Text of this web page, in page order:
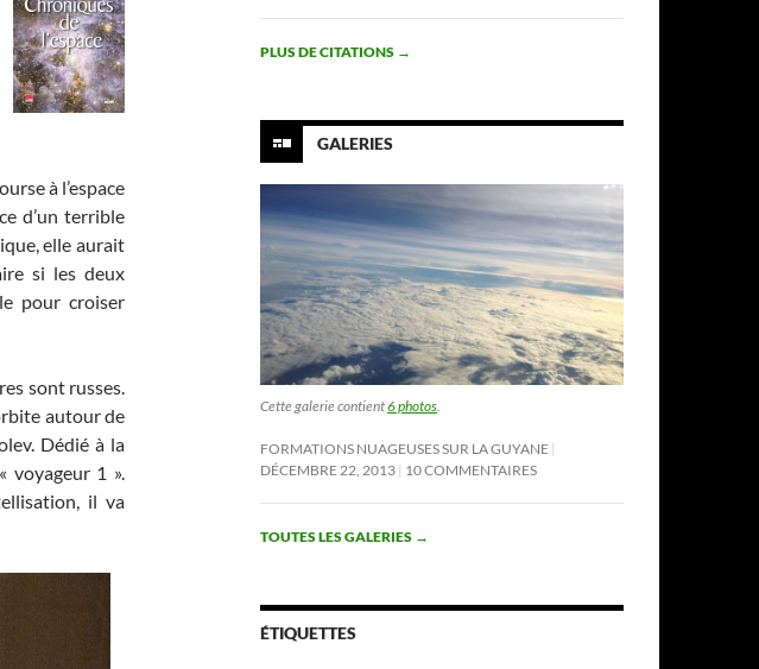
à l’espace
d’un terrible
elle aurait
si les deux
pour croiser
sont russes.
autour de
Dédié à la
voyageur 1 ».
il va
PLUS DE CITATIONS →
GALERIES
Cette galerie contient6 photos.
FORMATIONS NUAGEUSES SUR LA GUYANE
DÉCEMBRE 22, 2013 10 COMMENTAIRES
TOUTES LES GALERIES →
ÉTIQUETTES